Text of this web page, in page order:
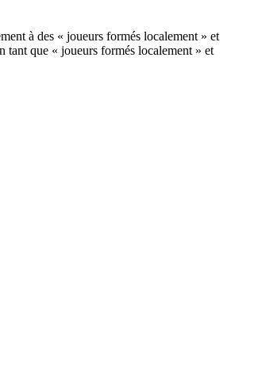
à des « joueurs formés localement » et
tant que « joueurs formés localement » et